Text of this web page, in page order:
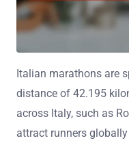
Italian marathons are
distance of 42.195
across Italy, such as
attract runners